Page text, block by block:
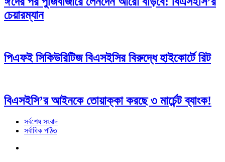
চেয়ারম্যান
পিএফই সিকিউরিটিজ বিএসইসির বিরুদ্ধে হাইকোর্টে রিট
বিএসইসি’র আইনকে তোয়াক্কা করছে ৩ মার্চেন্ট ব্যাংক!
সর্বশেষ সংবাদ
সর্বাধিক পঠিত